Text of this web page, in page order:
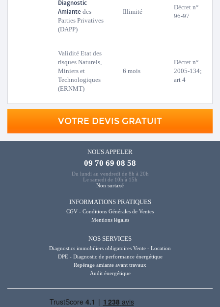
Diagnostic
Amiante des
Parties Privatives
(DAPP)
Illimité
Décret n°
96-97
Validité Etat des
risques Naturels,
Miniers et
Technologiques
(ERNMT)
6 mois
Décret n°
2005-134;
art 4
VOTRE DEVIS GRATUIT
NOUS APPELER
09 70 69 08 58
Du lundi au vendredi de 8h à 20h
Le samedi de 10h à 15h
Non surtaxé
INFORMATIONS PRATIQUES
CGV - Conditions Générales de Ventes
Mentions légales
NOS SERVICES
Diagnostics immobiliers obligatoires Vente - Location
DPE - Diagnostic de performance énergétique
Repérage amiante avant travaux
Audit énergétique